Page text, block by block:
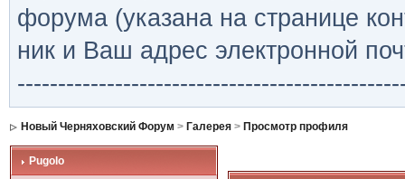
форума (указана на странице
ник и Ваш адрес электронной
Новый Черняховский Форум > Галерея> Просмотр профиля
Pugolo